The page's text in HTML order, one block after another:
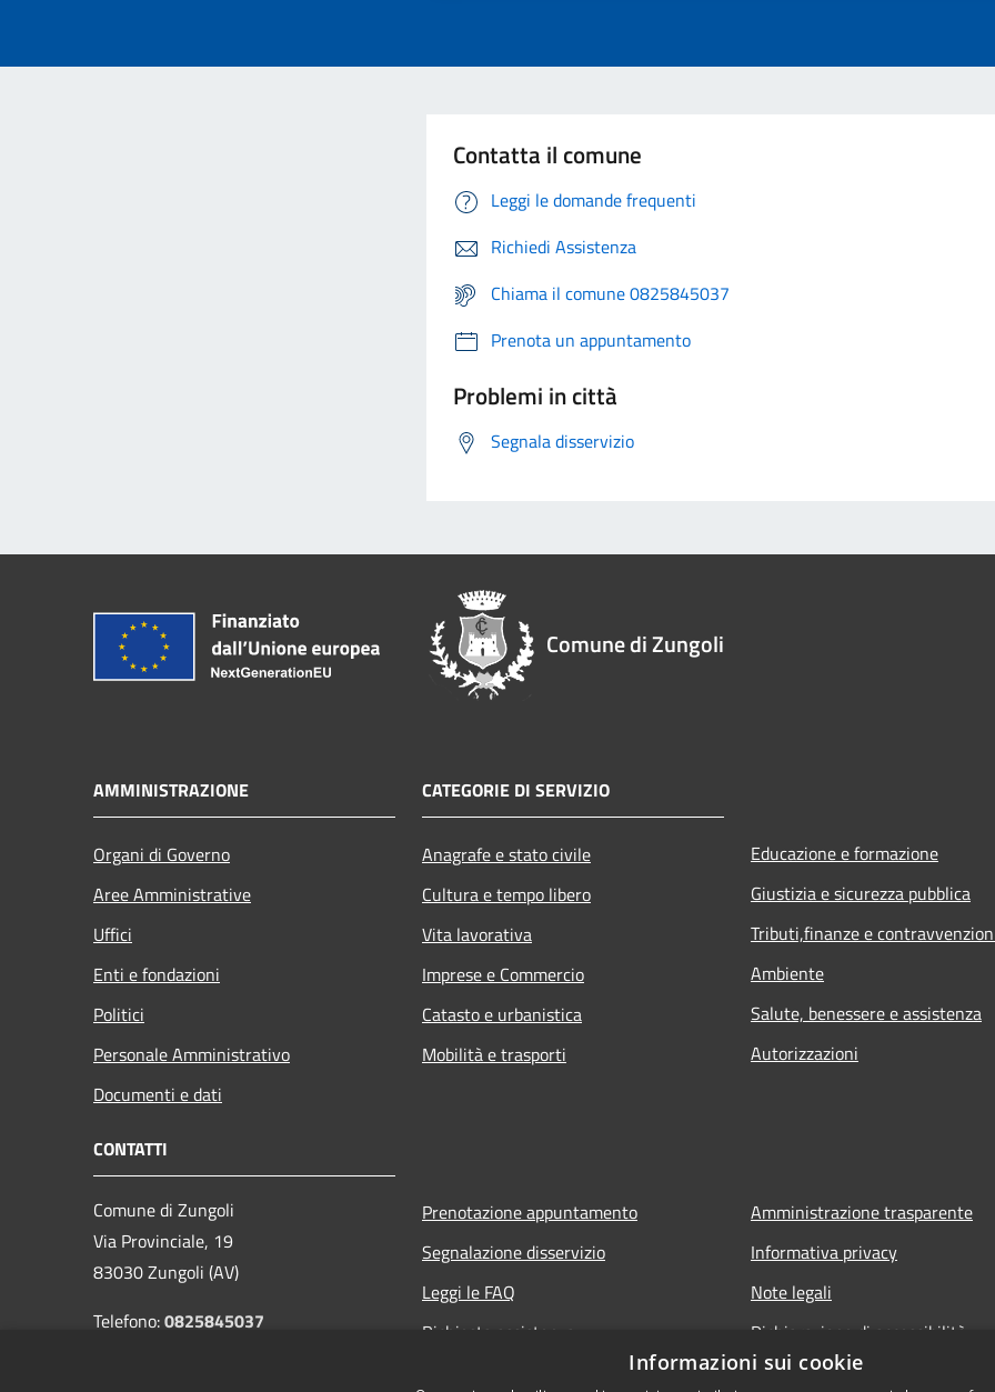
Contatta il comune
Leggi le domande frequenti
Richiedi Assistenza
Chiama il comune 0825845037
Prenota un appuntamento
Problemi in città
Segnala disservizio
Comune di Zungoli
AMMINISTRAZIONE
Organi di Governo
Aree Amministrative
Uffici
Enti e fondazioni
Politici
Personale Amministrativo
Documenti e dati
CATEGORIE DI SERVIZIO
Anagrafe e stato civile
Cultura e tempo libero
Vita lavorativa
Imprese e Commercio
Catasto e urbanistica
Mobilità e trasporti
Educazione e formazione
Giustizia e sicurezza pubblica
Tributi,finanze e
Ambiente
Salute, benessere e assistenza
Autorizzazioni
CONTATTI
Comune di Zungoli
Via Provinciale, 19
83030 Zungoli (AV)
Telefono:0825845037
Prenotazione appuntamento
Segnalazione disservizio
Leggi le FAQ
Richiesta assistenza
Amministrazione trasparente
Informativa privacy
Note legali
Dichiarazione di accessibilità
Informazioni sui cookie